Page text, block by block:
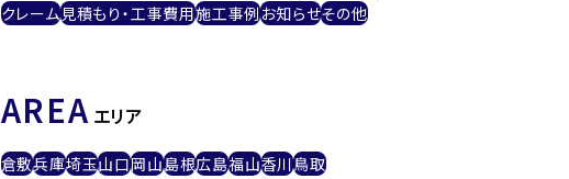
クレーム見積もり・工事費用施工事例お知らせその他
AREA エリア
倉敷兵庫埼玉山口岡山島根広島福山香川鳥取